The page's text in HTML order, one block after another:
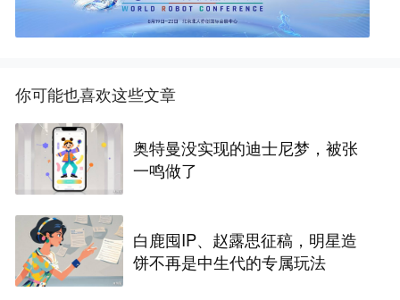
你可能也喜欢这些文章
奥特曼没实现的迪士尼梦，被张
一鸣做了
白鹿囤IP、赵露思征稿，明星造
饼不再是中生代的专属玩法